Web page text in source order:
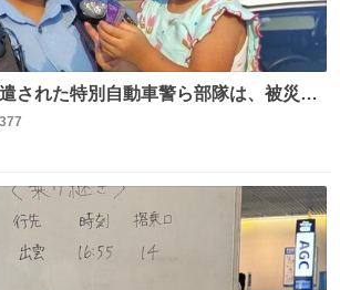
された特別自動車警ら部隊は、被災場
所も回りながらパトロールを行ってい
府警察の特別自動車警ら部隊が、上益
地震 #京都府警察